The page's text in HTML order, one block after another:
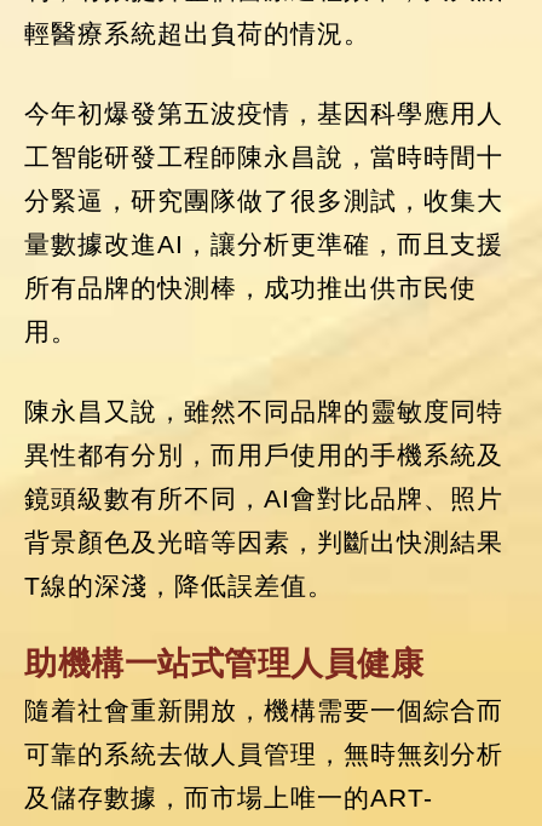
輕醫療系統超出負荷的情況。
今年初爆發第五波疫情，基因科學應用人
工智能研發工程師陳永昌說，當時時間十
分緊逼，研究團隊做了很多測試，收集大
量數據改進AI，讓分析更準確，而且支援
所有品牌的快測棒，成功推出供市民使
用。
陳永昌又說，雖然不同品牌的靈敏度同特
異性都有分別，而用戶使用的手機系統及
鏡頭級數有所不同，AI會對比品牌、照片
背景顏色及光暗等因素，判斷出快測結果
T線的深淺，降低誤差值。
助機構一站式管理人員健康
隨着社會重新開放，機構需要一個綜合而
可靠的系統去做人員管理，無時無刻分析
及儲存數據，而市場上唯一的ART-